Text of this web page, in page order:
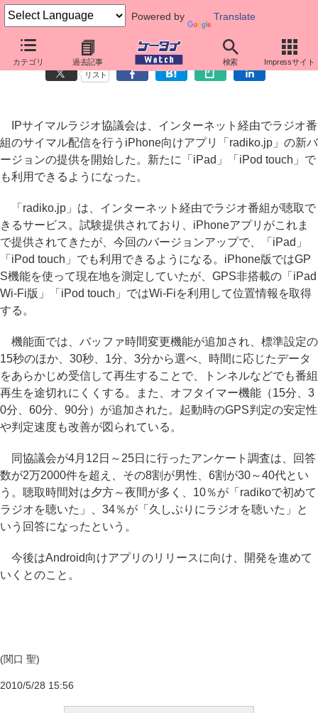
Powered by Translate
カテゴリ 過去記事 検索 Impressサイト
iPhoneアプリ「radiko.jp」新版、iPadなどに対応
リスト
IPサイマルラジオ協議会は、インターネット経由でラジオ番
組のサイマル配信を行うiPhone向けアプリ「radiko.jp」の新バ
ージョンの提供を開始した。新たに「iPad」「iPod touch」で
も利用できるようになった。
「radiko.jp」は、インターネット経由でラジオ番組が聴取で
きるサービス。試験提供されており、iPhoneアプリがこれま
で提供されてきたが、今回のバージョンアップで、「iPad」
「iPod touch」でも利用できるようになる。iPhone版ではGP
S機能を使って現在地を測定していたが、GPS非搭載の「iPad
Wi-Fi版」「iPod touch」ではWi-Fiを利用して位置情報を取得
する。
機能面では、バッファ時間変更機能が追加され、標準設定の
15秒のほか、30秒、1分、3分から選べ、時間に応じたデータ
をあらかじめ受信して再生することで、トンネルなどでも番組
再生を途切れにくくする。また、オフタイマー機能（15分、3
0分、60分、90分）が追加された。起動時のGPS判定の安定性
や判定速度も改善が図られている。
同協議会が4月12日～25日に行ったアンケート調査は、回答
数が2万2000件を超え、その8割が男性、6割が30～40代とい
う。聴取時間対は夕方～夜間が多く、10％が「radikoで初めて
ラジオを聴いた」、34％が「久しぶりにラジオを聴いた」と
いう回答になったという。
今後はAndroid向けアプリのリリースに向け、開発を進めて
いくとのこと。
(関口 聖)
2010/5/28 15:56